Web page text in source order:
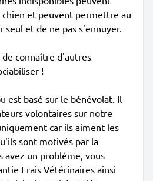
et peuvent permettre au
seul et de ne pas s'ennuyer.
connaître d'autres
!
est basé sur le bénévolat. Il
volontaires sur notre
car ils aiment les
sont motivés par la
avez un problème, vous
Frais Vétérinaires ainsi